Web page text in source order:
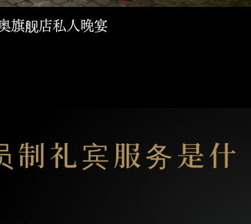
旗舰店私人晚宴
礼宾服务是什